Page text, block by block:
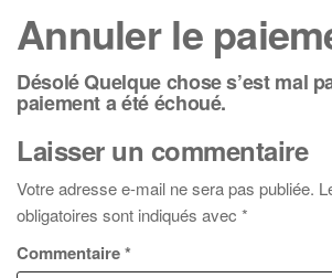
Annuler le
Désolé Quelque chose s’est mal
paiement a été échoué.
Laisser un commentaire
Votre adresse e-mail ne sera pas publiée.
obligatoires sont indiqués avec *
Commentaire*